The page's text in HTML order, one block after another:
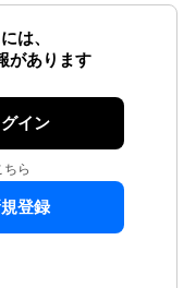
は、
があります
イン
ちら
登録